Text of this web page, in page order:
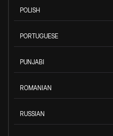
POLISH
PORTUGUESE
PUNJABI
ROMANIAN
RUSSIAN